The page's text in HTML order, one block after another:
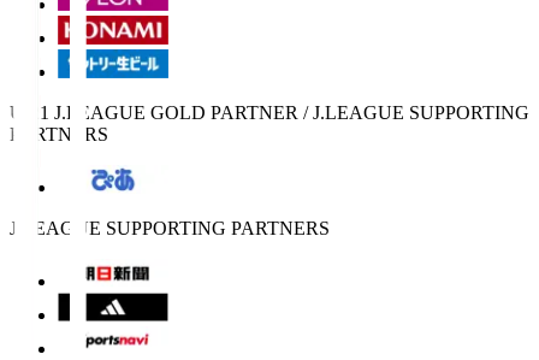
U-21 J.LEAGUE GOLD PARTNER / J.LEAGUE SUPPORTING
PARTNERS
J.LEAGUE SUPPORTING PARTNERS